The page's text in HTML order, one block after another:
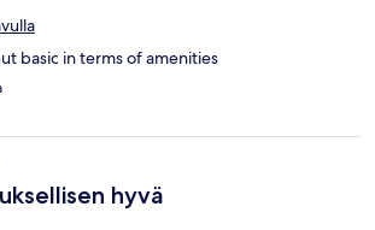
basic in terms of amenities
hyvä